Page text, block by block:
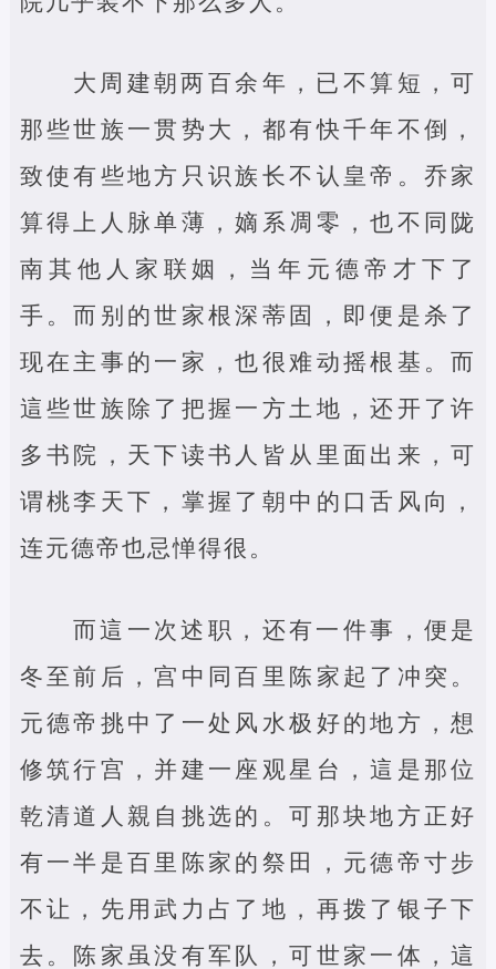
大周建朝两百余年，已不算短，可
那些世族一贯势大，都有快千年不倒，
致使有些地方只识族长不认皇帝。乔家
算得上人脉单薄，嫡系凋零，也不同陇
南其他人家联姻，当年元德帝才下了
手。而别的世家根深蒂固，即便是杀了
现在主事的一家，也很难动摇根基。而
這些世族除了把握一方土地，还开了许
多书院，天下读书人皆从里面出来，可
谓桃李天下，掌握了朝中的口舌风向，
连元德帝也忌惮得很。
而這一次述职，还有一件事，便是
冬至前后，宫中同百里陈家起了冲突。
元德帝挑中了一处风水极好的地方，想
修筑行宫，并建一座观星台，這是那位
乾清道人親自挑选的。可那块地方正好
有一半是百里陈家的祭田，元德帝寸步
不让，先用武力占了地，再拨了银子下
去。陈家虽没有军队，可世家一体，這